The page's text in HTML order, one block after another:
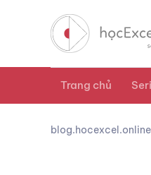
Trang chủ
blog.hocexcel.online